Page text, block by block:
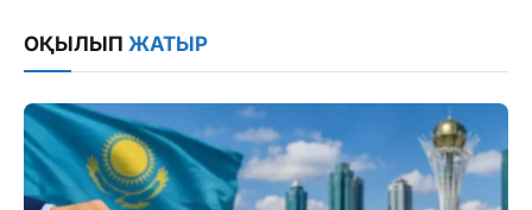
ОҚЫЛЫП ЖАТЫР